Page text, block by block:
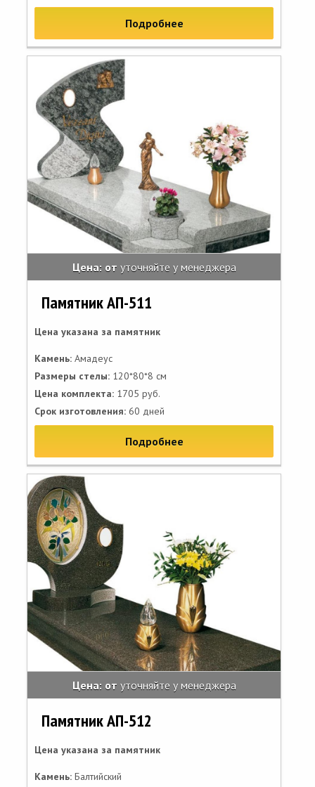
Подробнее
Цена: от уточняйте у менеджера
Памятник АП-511
Цена указана за памятник
Камень: Амадеус
Размеры стелы: 120*80*8 см
Цена комплекта: 1705 руб.
Срок изготовления: 60 дней
Подробнее
Цена: от уточняйте у менеджера
Памятник АП-512
Цена указана за памятник
Камень: Балтийский